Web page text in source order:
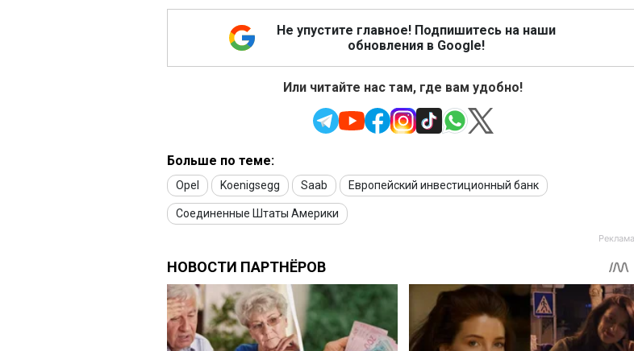
Не упустите главное! Подпишитесь на наши
обновления в Google!
Или читайте нас там, где вам удобно!
Больше по теме:
Opel Koenigsegg Saab Европейский инвестиционный банк
Соединенные Штаты Америки